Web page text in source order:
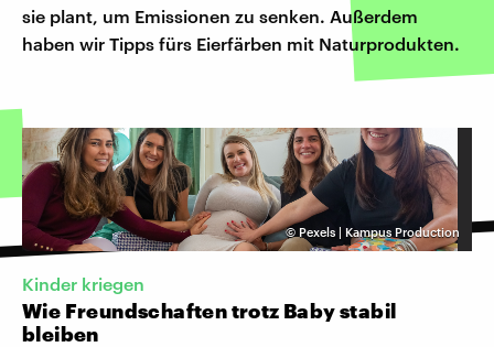
sie plant, um Emissionen zu senken. Außerdem
haben wir Tipps fürs Eierfärben mit Naturprodukten.
© Pexels | Kampus Production
Kinder kriegen
Wie Freundschaften trotz Baby stabil
bleiben